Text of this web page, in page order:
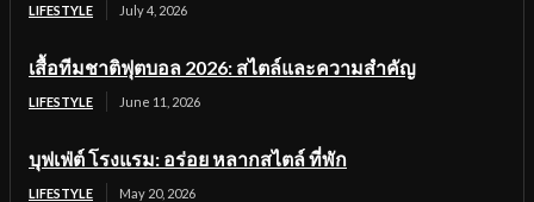
LIFESTYLE July 4, 2026
เสื้อทีมชาติฟุตบอล 2026: สไตล์และความสำคัญ
LIFESTYLE June 11, 2026
บุฟเฟ่ต์ โรงแรม: อร่อย หลากสไตล์ ที่พัก
LIFESTYLE May 20, 2026